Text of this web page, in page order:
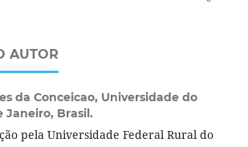
AUTOR
da Conceicao, Universidade do
Janeiro, Brasil.
pela Universidade Federal Rural do